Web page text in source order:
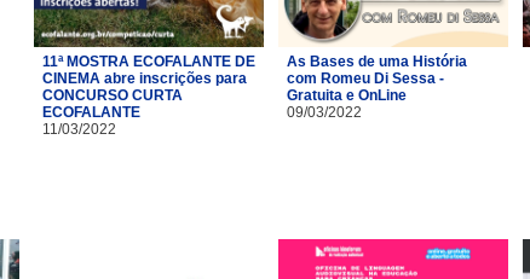
11ª MOSTRA ECOFALANTE DE
CINEMA abre inscrições para
CONCURSO CURTA
ECOFALANTE
11/03/2022
As Bases de uma História
com Romeu Di Sessa -
Gratuita e OnLine
09/03/2022